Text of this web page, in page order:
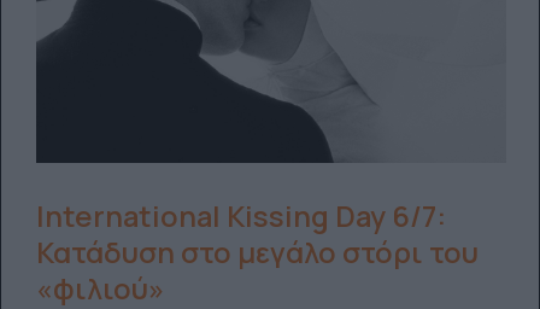
International Kissing Day 6/7:
Κατάδυση στο μεγάλο στόρι του
«φιλιού»